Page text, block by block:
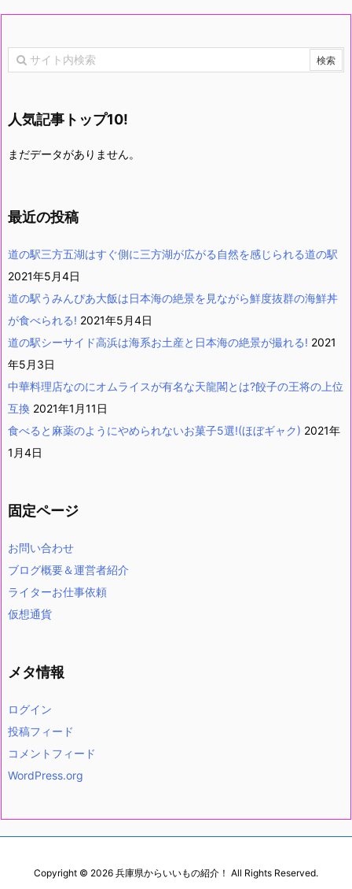
人気記事トップ10!
まだデータがありません。
最近の投稿
道の駅三方五湖はすぐ側に三方湖が広がる自然を感じられる道の駅
2021年5月4日
道の駅うみんぴあ大飯は日本海の絶景を見ながら鮮度抜群の海鮮丼
が食べられる! 2021年5月4日
道の駅シーサイド高浜は海系お土産と日本海の絶景が撮れる! 2021
年5月3日
中華料理店なのにオムライスが有名な天龍閣とは?餃子の王将の上位
互換 2021年1月11日
食べると麻薬のようにやめられないお菓子5選!(ほぼギャク) 2021年
1月4日
固定ページ
お問い合わせ
ブログ概要＆運営者紹介
ライターお仕事依頼
仮想通貨
メタ情報
ログイン
投稿フィード
コメントフィード
WordPress.org
Copyright © 2026 兵庫県からいいもの紹介！ All Rights Reserved.